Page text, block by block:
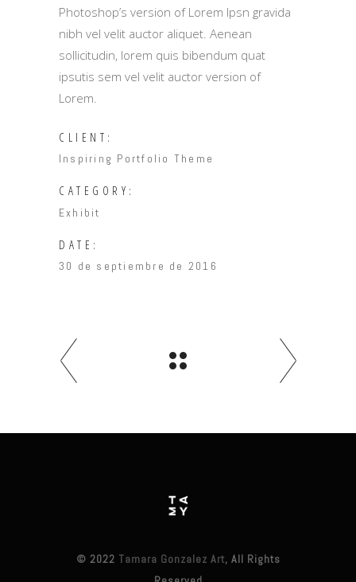
Photoshop’s version of Lorem Ipsn gravida
nibh vel velit auctor aliquet. Aenean
sollicitudin, lorem quis bibendum quat
ipsutis sem vel velit auctor version of
Lorem.
CLIENT:
Inspiring Portfolio Theme
CATEGORY:
Exhibit
DATE:
30 de septiembre de 2016
© 2022 Tamara Gonzalez Art, All Rights